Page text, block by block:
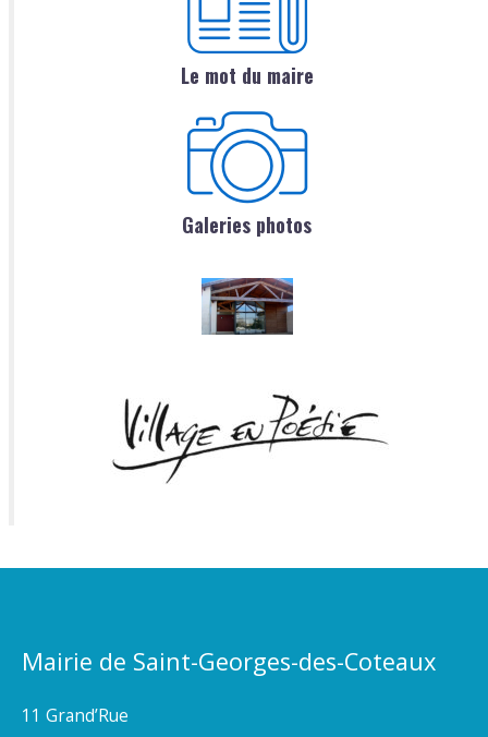
Le mot du maire
Galeries photos
Mairie de Saint-Georges-des-Coteaux
11 Grand’Rue